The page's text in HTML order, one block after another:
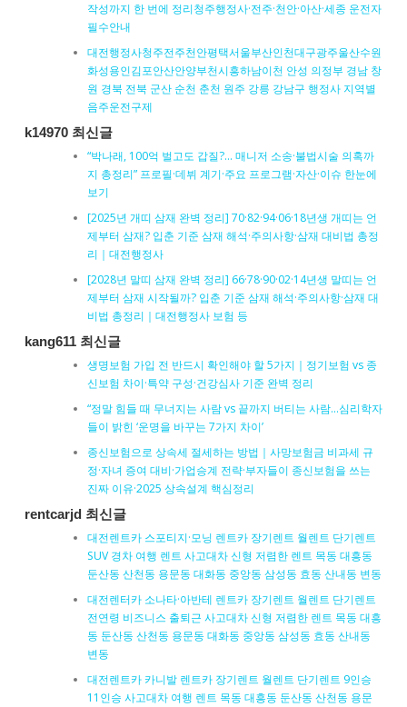
작성까지 한 번에 정리청주행정사·전주·천안·아산·세종 운전자
필수안내
대전행정사청주전주천안평택서울부산인천대구광주울산수원
화성용인김포안산안양부천시흥하남이천 안성 의정부 경남 창
원 경북 전북 군산 순천 춘천 원주 강릉 강남구 행정사 지역별
음주운전구제
k14970 최신글
“박나래, 100억 벌고도 갑질?… 매니저 소송·불법시술 의혹까
지 총정리” 프로필·데뷔 계기·주요 프로그램·자산·이슈 한눈에
보기
[2025년 개띠 삼재 완벽 정리] 70·82·94·06·18년생 개띠는 언
제부터 삼재? 입춘 기준 삼재 해석·주의사항·삼재 대비법 총정
리｜대전행정사
[2028년 말띠 삼재 완벽 정리] 66·78·90·02·14년생 말띠는 언
제부터 삼재 시작될까? 입춘 기준 삼재 해석·주의사항·삼재 대
비법 총정리｜대전행정사 보험 등
kang611 최신글
생명보험 가입 전 반드시 확인해야 할 5가지｜정기보험 vs 종
신보험 차이·특약 구성·건강심사 기준 완벽 정리
“정말 힘들 때 무너지는 사람 vs 끝까지 버티는 사람…심리학자
들이 밝힌 ‘운명을 바꾸는 7가지 차이’
종신보험으로 상속세 절세하는 방법｜사망보험금 비과세 규
정·자녀 증여 대비·가업승계 전략·부자들이 종신보험을 쓰는
진짜 이유·2025 상속설계 핵심정리
rentcarjd 최신글
대전렌트카 스포티지·모닝 렌트카 장기렌트 월렌트 단기렌트
SUV 경차 여행 렌트 사고대차 신형 저렴한 렌트 목동 대흥동
둔산동 산천동 용문동 대화동 중앙동 삼성동 효동 산내동 변동
대전렌터카 소나타·아반테 렌트카 장기렌트 월렌트 단기렌트
전연령 비즈니스 출퇴근 사고대차 신형 저렴한 렌트 목동 대흥
동 둔산동 산천동 용문동 대화동 중앙동 삼성동 효동 산내동
변동
대전렌트카 카니발 렌트카 장기렌트 월렌트 단기렌트 9인승
11인승 사고대차 여행 렌트 목동 대흥동 둔산동 산천동 용문